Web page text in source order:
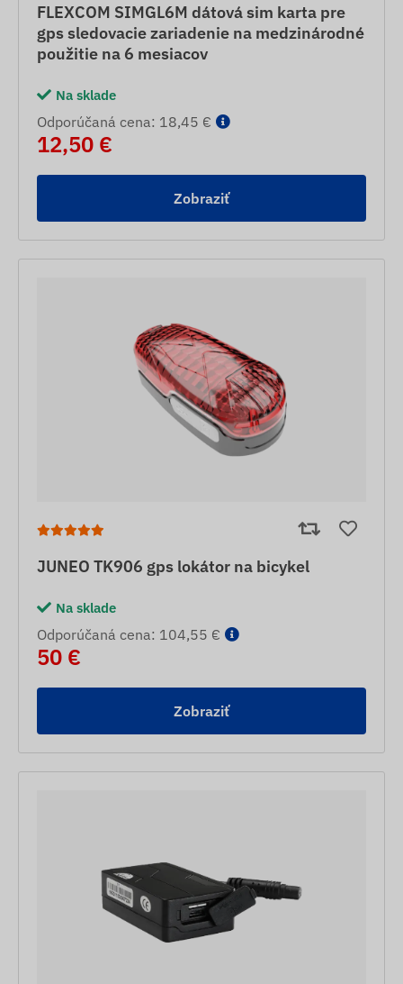
FLEXCOM SIMGL6M dátová sim karta pre
gps sledovacie zariadenie na medzinárodné
použitie na 6 mesiacov
Na sklade
Odporúčaná cena: 18,45 €
12,50 €
Zobraziť
JUNEO TK906 gps lokátor na bicykel
Na sklade
Odporúčaná cena: 104,55 €
50 €
Zobraziť